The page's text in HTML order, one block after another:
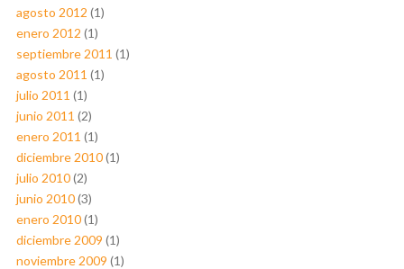
agosto 2012 (1)
enero 2012 (1)
septiembre 2011 (1)
agosto 2011 (1)
julio 2011 (1)
junio 2011 (2)
enero 2011 (1)
diciembre 2010(1)
julio 2010(2)
junio 2010(3)
enero 2010(1)
diciembre 2009 (1)
noviembre 2009 (1)